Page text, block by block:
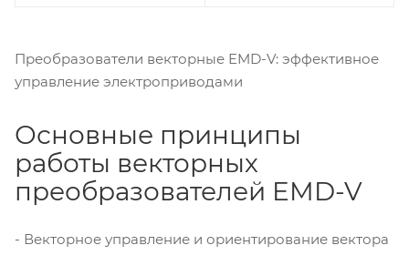
Преобразователи векторные EMD-V: эффективное
управление электроприводами
Основные принципы
работы векторных
преобразователей EMD-V
- Векторное управление и ориентирование вектора